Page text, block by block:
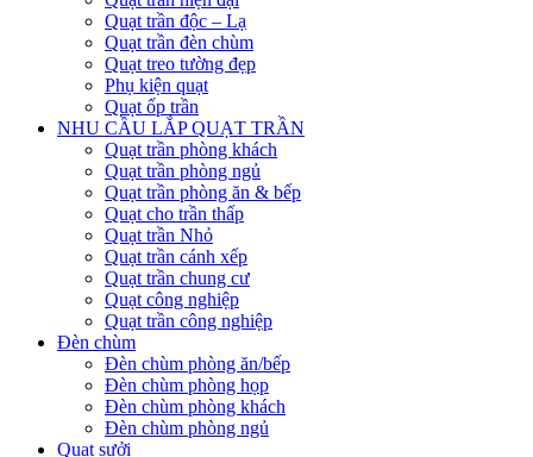
Quạt trần độc – Lạ
Quạt trần đèn chùm
Quạt treo tường đẹp
Phụ kiện quạt
Quạt ốp trần
NHU CẦU LẮP QUẠT TRẦN
Quạt trần phòng khách
Quạt trần phòng ngủ
Quạt trần phòng ăn & bếp
Quạt cho trần thấp
Quạt trần Nhỏ
Quạt trần cánh xếp
Quạt trần chung cư
Quạt công nghiệp
Quạt trần công nghiệp
Đèn chùm
Đèn chùm phòng ăn/bếp
Đèn chùm phòng họp
Đèn chùm phòng khách
Đèn chùm phòng ngủ
Quạt sưởi